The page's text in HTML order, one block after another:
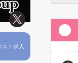
スト求人